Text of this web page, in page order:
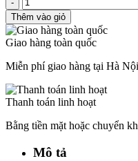
-
Thêm vào giỏ
Giao hàng toàn quốc
Miễn phí giao hàng tại Hà
Thanh toán linh hoạt
Bằng tiền mặt hoặc chuyển
Mô tả